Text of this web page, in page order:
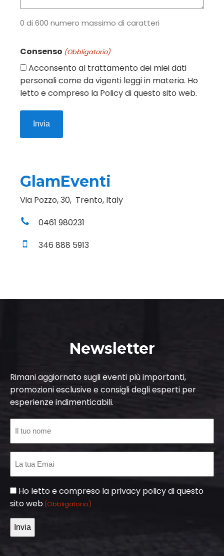
0 di 600 numero massimo di caratteri
Consenso (Obbligatorio)
Acconsento al trattamento dei miei dati
personali come da vigenti leggi in materia. Ho
letto e compreso la Policy di questo sito web.
GlamEventi
Via Pozzo, 30, Trento, Italy
0461 980231
346 888 5913
Newsletter
Rimani aggiornato sugli eventi più importanti,
promozioni esclusive e consigli degli esperti per
esperienze indimenticabili.
Titolo
Consenso
(Obbligatorio)
Ho letto e compreso la privacy policy di questo
sito web(Obbligatorio)